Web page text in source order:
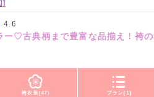
]
4.6
♡古典柄まで豊富な品揃え！袴の
袴衣装(47) プラン(1)